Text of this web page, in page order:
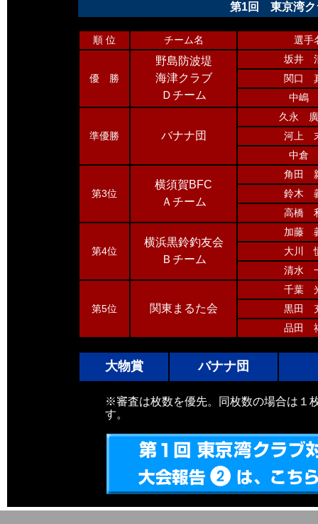
第1回 東京湾ク
順 位 チーム名 選手
優 勝
野島防波堤
海津クラブ
Ｄチーム
坂井
関口
中嶋
準優勝 バナナ団
久永
河上
中倉
第3位
横須賀BFC
Ａチーム
角田
鈴木
高橋
第4位
横浜黒鈴釣友会
Ｂチーム
加藤
大川
清水
第5位 関東まるた会
千葉
黒田
品田
大物賞 バナナ団
※審査は枚数を優先。同枚数の場合は１
す。